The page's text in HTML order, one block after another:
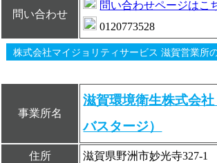
問い合わせ
問い合わせページはこ
0120773528
株式会社マイジョリティサービス 滋賀営業所
事業所名
滋賀環境衛生株式会
バスタージ）
住所 滋賀県野洲市妙光寺327-1